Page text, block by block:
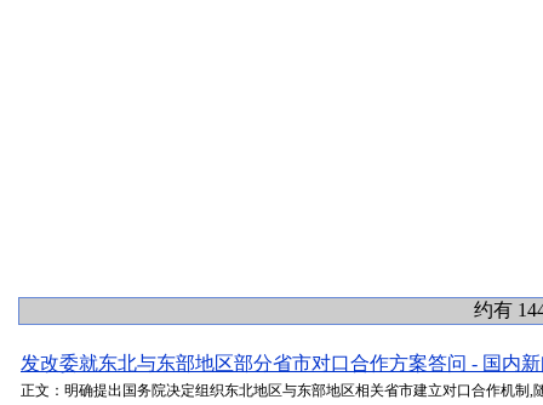
约有
发改委就东北与东部地区部分省市对口合作方案答问 - 国内
正文：明确提出国务院决定组织东北地区与东部地区相关省市建立对口合作机